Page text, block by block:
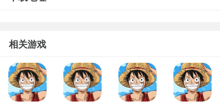
相关游戏